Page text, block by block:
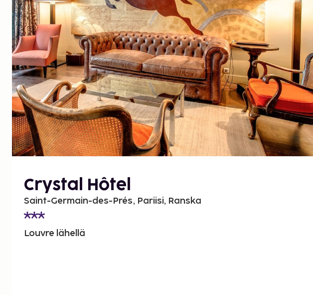
Crystal Hôtel
Saint-Germain-des-Prés, Pariisi, Ranska
Louvre lähellä